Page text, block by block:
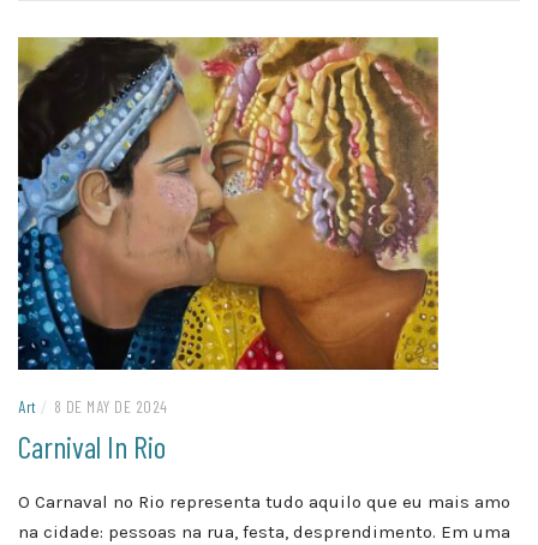
Art / 8 DE MAY DE 2024
Carnival In Rio
O Carnaval no Rio representa tudo aquilo que eu mais amo
na cidade: pessoas na rua, festa, desprendimento. Em uma